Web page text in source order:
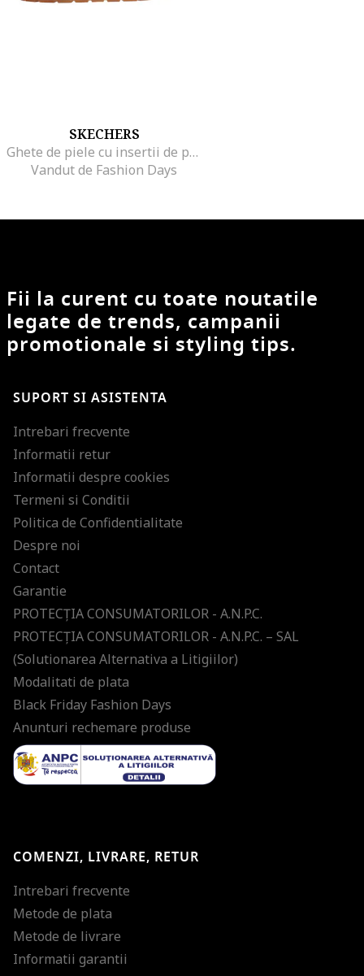
SKECHERS
Ghete de piele cu insertii de piele ecologica Evenston-Renli, Negru
Vandut de Fashion Days
Fii la curent cu toate noutatile
legate de trends, campanii
promotionale si styling tips.
SUPORT SI ASISTENTA
Intrebari frecvente
Informatii retur
Informatii despre cookies
Termeni si Conditii
Politica de Confidentialitate
Despre noi
Contact
Garantie
PROTECŢIA CONSUMATORILOR - A.N.P.C.
PROTECŢIA CONSUMATORILOR - A.N.P.C. – SAL
(Solutionarea Alternativa a Litigiilor)
Modalitati de plata
Black Friday Fashion Days
Anunturi rechemare produse
COMENZI, LIVRARE, RETUR
Intrebari frecvente
Metode de plata
Metode de livrare
Informatii garantii